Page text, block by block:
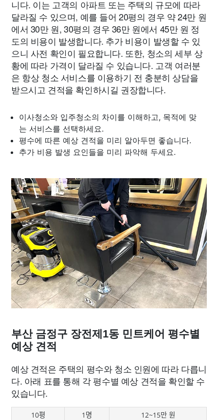
니다. 이는 고객의 아파트 또는 주택의 규모에 따라
달라질 수 있으며, 예를 들어 20평의 경우 약 24만 원
에서 30만 원, 30평의 경우 36만 원에서 45만 원 정
도의 비용이 발생합니다. 추가 비용이 발생할 수 있
으니 사전 확인이 필요합니다. 또한, 청소의 세부 상
황에 따라 가격이 달라질 수 있습니다. 고객 여러분
은 항상 청소 서비스를 이용하기 전 충분히 상담을
받으시고 견적을 확인하시길 권장합니다.
이사청소와 입주청소의 차이를 이해하고, 목적에 맞
는 서비스를 선택하세요.
평수에 따른 예상 견적을 미리 알아두면 좋습니다.
추가 비용 발생 요인들을 미리 파악해 두세요.
부산 금정구 장전제1동 민트케어 평수별
예상 견적
예상 견적은 주택의 평수와 청소 인원에 따라 다릅니
다. 아래 표를 통해 각 평수별 예상 견적을 확인할 수
있습니다.
10평 1명
12~15만 원